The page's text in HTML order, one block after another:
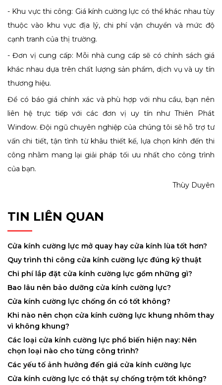
- Khu vực thi công: Giá kính cường lực có thể khác nhau tùy
thuộc vào khu vực địa lý, chi phí vận chuyển và mức độ
cạnh tranh của thị trường.
- Đơn vị cung cấp: Mỗi nhà cung cấp sẽ có chính sách giá
khác nhau dựa trên chất lượng sản phẩm, dịch vụ và uy tín
thương hiệu.
Để có báo giá chính xác và phù hợp với nhu cầu, bạn nên
liên hệ trực tiếp với các đơn vị uy tín như Thiên Phát
Window. Đội ngũ chuyên nghiệp của chúng tôi sẽ hỗ trợ tư
vấn chi tiết, tận tình từ khâu thiết kế, lựa chọn kính đến thi
công nhằm mang lại giải pháp tối ưu nhất cho công trình
của bạn.
Thùy Duyên
TIN LIÊN QUAN
Cửa kính cường lực mở quay hay cửa kính lùa tốt hơn?
Quy trình thi công cửa kính cường lực đúng kỹ thuật
Chi phí lắp đặt cửa kính cường lực gồm những gì?
Bao lâu nên bảo dưỡng cửa kính cường lực?
Cửa kính cường lực chống ồn có tốt không?
Khi nào nên chọn cửa kính cường lực khung nhôm thay
vì không khung?
Các loại cửa kính cường lực phổ biến hiện nay: Nên
chọn loại nào cho từng công trình?
Các yếu tố ảnh hưởng đến giá cửa kính cường lực
Cửa kính cường lực có thật sự chống trộm tốt không?